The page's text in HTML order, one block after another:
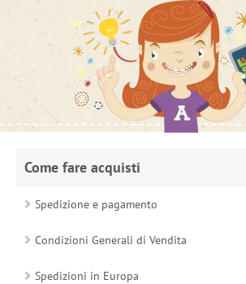
Come fare acquisti
Spedizione e pagamento
Condizioni Generali di Vendita
Spedizioni in Europa